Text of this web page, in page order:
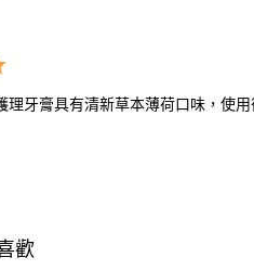
理牙膏具有清新草本薄荷口味，使
歡